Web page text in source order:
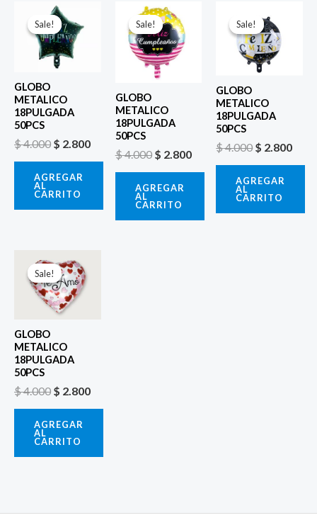
Sale!
Sale!
GLOBO
METALICO
18PULGADA
50PCS
$4.000
El
precio
original
era:
$ 4.000.
$ 2.800
AGREGAR
AL
CARRITO
Sale!
Sale!
GLOBO
METALICO
18PULGADA
50PCS
$4.000
El
precio
original
era:
$ 4.000.
$ 2.800
AGREGAR
AL
CARRITO
Sale!
Sale!
GLOBO
METALICO
18PULGADA
50PCS
$4.000
precio
original
era:
$ 4.000.
$ 2.800
AGREGAR
AL
CARRITO
Sale!
Sale!
GLOBO
METALICO
18PULGADA
50PCS
$4.000
precio
original
era:
$ 4.000.
$ 2.800
AGREGAR
AL
CARRITO